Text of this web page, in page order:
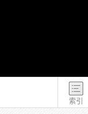
索引